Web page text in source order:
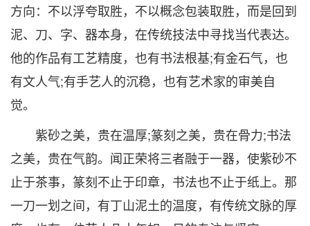
方向：不以浮夸取胜，不以概念包装取胜，而是回到
泥、刀、字、器本身，在传统技法中寻找当代表达。
他的作品有工艺精度，也有书法根基;有金石气，也
有文人气;有手艺人的沉稳，也有艺术家的审美自
觉。
紫砂之美，贵在温厚;篆刻之美，贵在骨力;书法
之美，贵在气韵。闻正荣将三者融于一器，使紫砂不
止于茶事，篆刻不止于印章，书法也不止于纸上。那
一刀一划之间，有丁山泥土的温度，有传统文脉的厚